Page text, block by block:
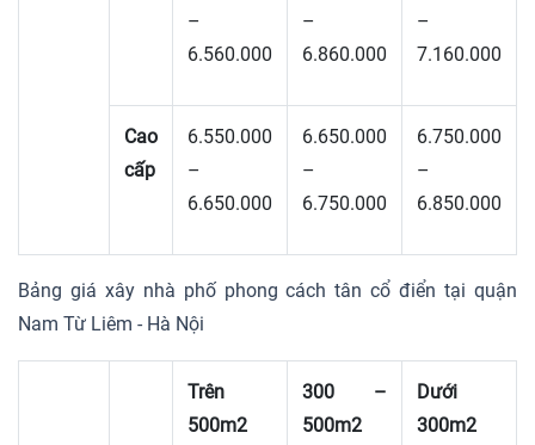
–
6.560.000
–
6.860.000
–
7.160.000
Cao
cấp
6.550.000
–
6.650.000
6.650.000
–
6.750.000
6.750.000
–
6.850.000
Bảng giá xây nhà phố phong cách tân cổ điển tại quận
Nam Từ Liêm - Hà Nội
Trên
500m2
300 –
500m2
Dưới
300m2